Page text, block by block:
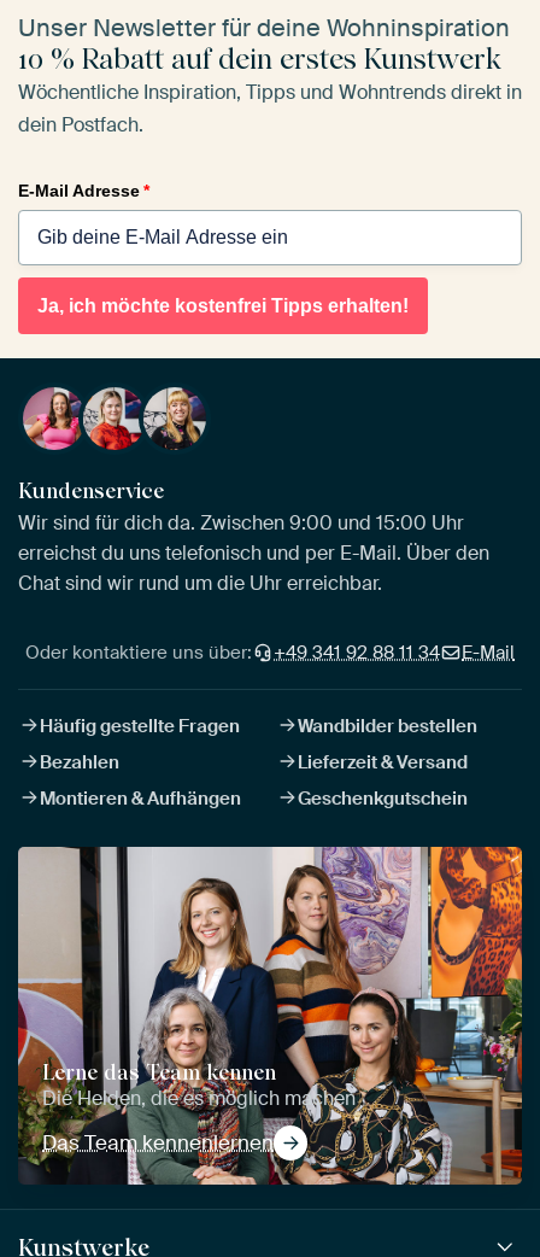
Unser Newsletter für deine Wohninspiration
10 % Rabatt auf dein erstes Kunstwerk
Wöchentliche Inspiration, Tipps und Wohntrends direkt in
dein Postfach.
E-Mail Adresse*
Ja, ich möchte kostenfrei Tipps erhalten!
Kundenservice
Wir sind für dich da. Zwischen 9:00 und 15:00 Uhr
erreichst du uns telefonisch und per E-Mail. Über den
Chat sind wir rund um die Uhr erreichbar.
Oder kontaktiere uns über: +49 341 92 88 11 34 E-Mail
Häufig gestellte Fragen
Wandbilder bestellen
Bezahlen
Lieferzeit & Versand
Montieren & Aufhängen
Geschenkgutschein
Lerne das Team kennen
Die Helden, die es möglich machen
Das Team kennenlernen
Kunstwerke